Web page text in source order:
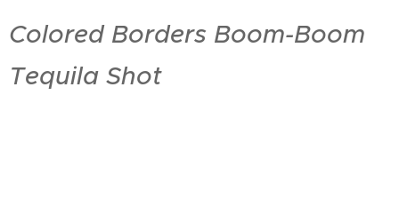
Colored Borders Boom-Boom
Tequila Shot